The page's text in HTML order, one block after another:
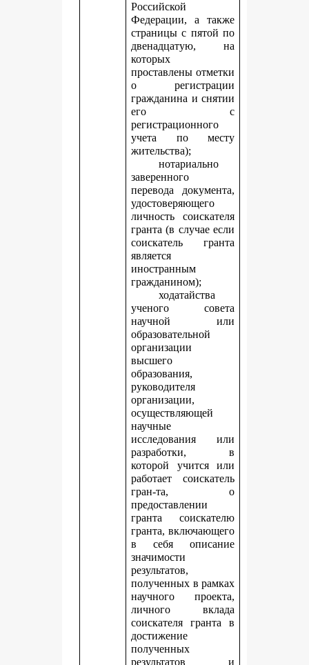
Российской
Федерации, а также
страницы с пятой по
двенадцатую, на
которых
проставлены отметки
о регистрации
гражданина и снятии
его с
регистрационного
учета по месту
жительства);
нотариально
заверенного
перевода документа,
удостоверяющего
личность соискателя
гранта (в случае если
соискатель гранта
является
иностранным
гражданином);
ходатайства
ученого совета
научной или
образовательной
организации
высшего
образования,
руководителя
организации,
осуществляющей
научные
исследования или
разработки, в
которой учится или
работает соискатель
гран-та, о
предоставлении
гранта соискателю
гранта, включающего
в себя описание
значимости
результатов,
полученных в рамках
научного проекта,
личного вклада
соискателя гранта в
достижение
полученных
результатов и